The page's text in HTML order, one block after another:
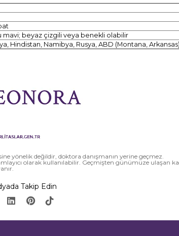
mavi; beyaz çizgili veya benekli olabilir
Hindistan, Namibya, Rusya, ABD (Montana, Arkansas)
yönelik değildir, doktora danışmanın yerine geçmez.
olarak kullanılabilir. Geçmişten günümüze ulaşan
Takip Edin